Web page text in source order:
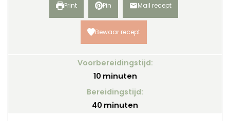
Print Pin Mail recept
Bewaar recept
Voorbereidingstijd:
10minuten
minuten
Bereidingstijd:
40 minuten
minuten